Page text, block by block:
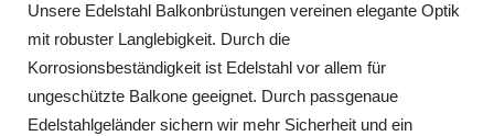
Unsere Edelstahl Balkonbrüstungen vereinen elegante Optik
mit robuster Langlebigkeit. Durch die
Korrosionsbeständigkeit ist Edelstahl vor allem für
ungeschützte Balkone geeignet. Durch passgenaue
Edelstahlgeländer sichern wir mehr Sicherheit und ein